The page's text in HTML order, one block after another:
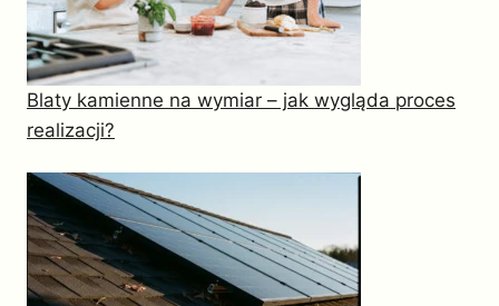
Blaty kamienne na wymiar – jak wygląda proces
realizacji?